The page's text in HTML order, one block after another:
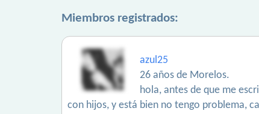
Miembros registrados:
azul25
26 años de Morelos.
hola, antes de que me
con hijos, y está bien no tengo problema,